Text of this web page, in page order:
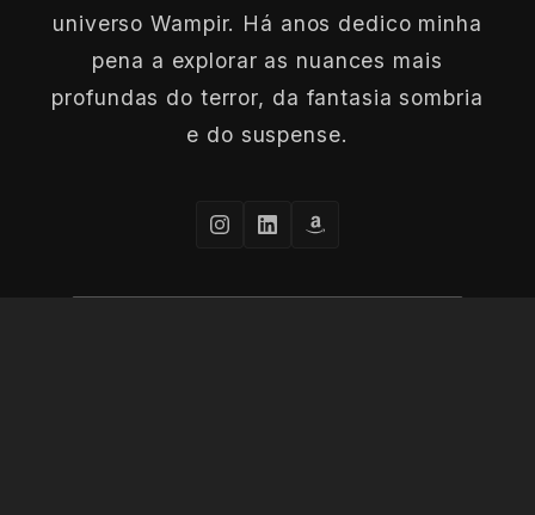
universo Wampir. Há anos dedico minha
pena a explorar as nuances mais
profundas do terror, da fantasia sombria
e do suspense.